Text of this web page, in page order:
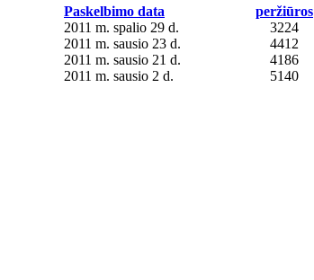
Paskelbimo data
peržiūros
2011 m. spalio 29 d.
3224
2011 m. sausio 23 d.
4412
2011 m. sausio 21 d.
4186
2011 m. sausio 2 d. 5140